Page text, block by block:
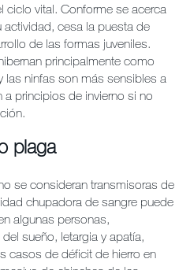
vital. Conforme se acerca
actividad, cesa la puesta de
de las formas juveniles.
principalmente como
ninfas son más sensibles a
a principios de invierno si no
plaga
se consideran transmisoras de
chupadora de sangre puede
algunas personas,
sueño, letargia y apatía,
casos de déficit de hierro en